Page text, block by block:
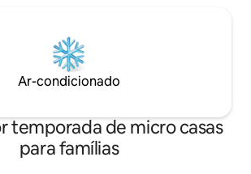
Ar-condicionado
temporada de micro casas
para famílias